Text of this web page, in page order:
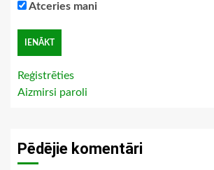
Atceries mani
Reģistrēties
Aizmirsi paroli
Pēdējie komentāri